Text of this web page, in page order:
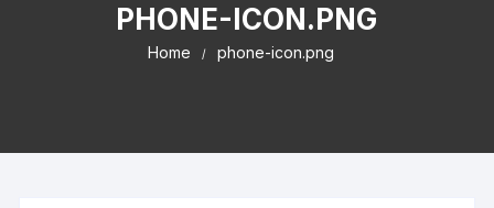
PHONE-ICON.PNG
Home phone-icon.png